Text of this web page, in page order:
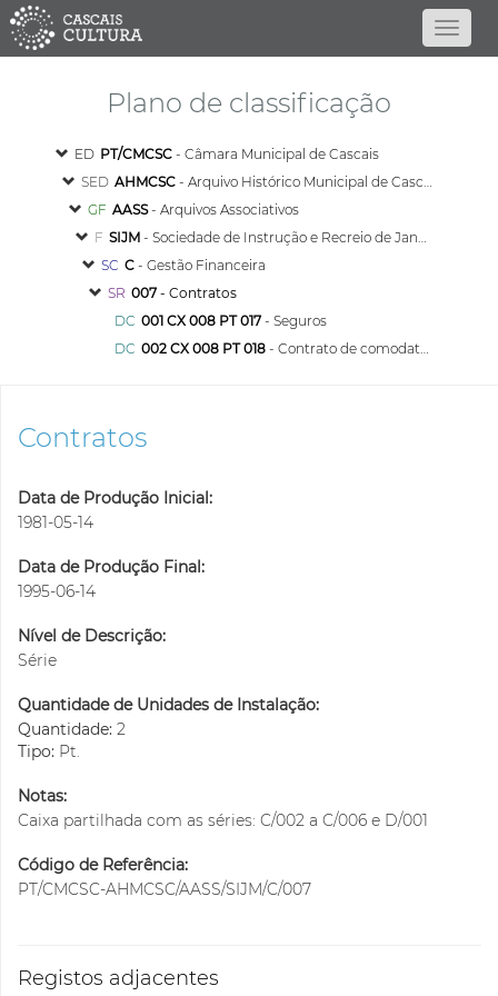
Plano de classificação
ED PT/CMCSC - Câmara Municipal de Cascais
SED AHMCSC - Arquivo Histórico Municipal de Cascais
GF AASS- Arquivos Associativos
F SIJM - Sociedade de Instrução e Recreio de Janes e Malveira
SC C - Gestão Financeira
SR 007 - Contratos
DC 001 CX 008 PT 017 - Seguros
DC 002 CX 008 PT 018 - Contrato de comodato da centralcer
Contratos
Data de Produção Inicial:
1981-05-14
Data de Produção Final:
1995-06-14
Nível de Descrição:
Série
Quantidade de Unidades de Instalação:
Quantidade: 2
Tipo: Pt.
Notas:
Caixa partilhada com as séries: C/002 a C/006 e D/001
Código de Referência:
PT/CMCSC-AHMCSC/AASS/SIJM/C/007
Registos adjacentes